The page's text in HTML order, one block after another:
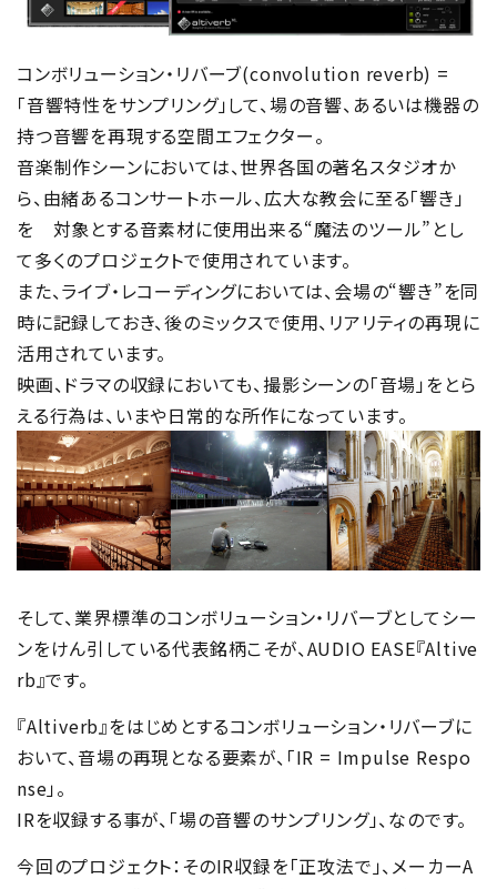
コンボリューション・リバーブ(convolution reverb) =
「音響特性をサンプリング」して、場の音響、あるいは機器の
持つ音響を再現する空間エフェクター。
音楽制作シーンにおいては、世界各国の著名スタジオか
ら、由緒あるコンサートホール、広大な教会に至る「響き」
を 対象とする音素材に使用出来る“魔法のツール”とし
て多くのプロジェクトで使用されています。
また、ライブ・レコーディングにおいては、会場の“響き”を同
時に記録しておき、後のミックスで使用、リアリティの再現に
活用されています。
映画、ドラマの収録においても、撮影シーンの「音場」をとら
える行為は、いまや日常的な所作になっています。
そして、業界標準のコンボリューション・リバーブとしてシー
ンをけん引している代表銘柄こそが、AUDIO EASE『Altive
rb』です。
『Altiverb』をはじめとするコンボリューション・リバーブに
おいて、音場の再現となる要素が、「IR = Impulse Respo
nse」。
IRを収録する事が、「場の音響のサンプリング」、なのです。
今回のプロジェクト：そのIR収録を「正攻法で」、メーカーA